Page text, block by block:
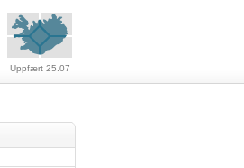
Uppfært 25.07